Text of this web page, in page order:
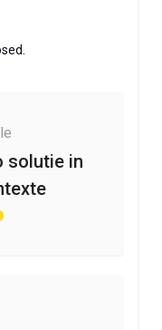
solutie in